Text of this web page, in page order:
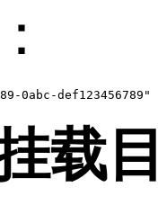
载